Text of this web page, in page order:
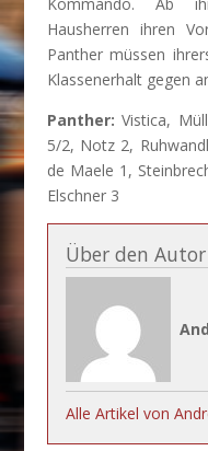
Hausherren ihren
Panther müssen
Klassenerhalt gegen
Panther: Vistica,
5/2, Notz 2,
de Maele 1,
Elschner 3
Über den Autor
Alle Artikel von